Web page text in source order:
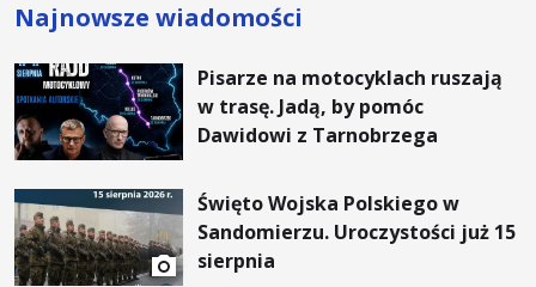
Najnowsze wiadomości
Pisarze na motocyklach ruszają
w trasę. Jadą, by pomóc
Dawidowi z Tarnobrzega
Święto Wojska Polskiego w
Sandomierzu. Uroczystości już 15
sierpnia